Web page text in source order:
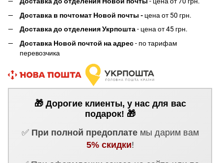
Доставка в почтомат Новой почты - цена от 50 грн.
Доставка до отделения Укрпошта- цена от 45 грн.
Доставка Новой почтой на адрес- по тарифам
перевозчика
🎁 Дорогие клиенты, у нас для вас
подарок! 🎁
✅ При полной предоплатемы дарим вам
5% скидки!